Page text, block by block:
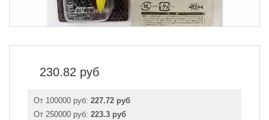
230.82 руб
От 100000 руб: 227.72 руб
От 250000 руб: 223.3 руб